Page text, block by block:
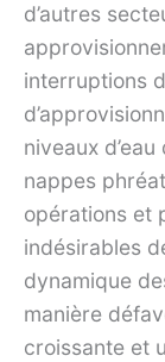
d’autres
interruptions
niveaux
nappes
opérations et
indésirables
dynamique
manière
croissante et